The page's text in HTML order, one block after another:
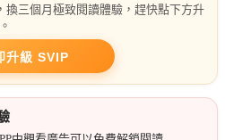
換三個月極致閱讀體驗，趕快點下方升
升級 SVIP